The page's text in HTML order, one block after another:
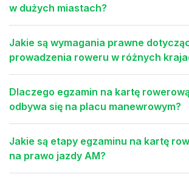
w dużych miastach?
Jakie są wymagania prawne
prowadzenia roweru w różnych
Dlaczego egzamin na kartę
odbywa się na placu manewrowym?
Jakie są etapy egzaminu na kartę
na prawo jazdy AM?